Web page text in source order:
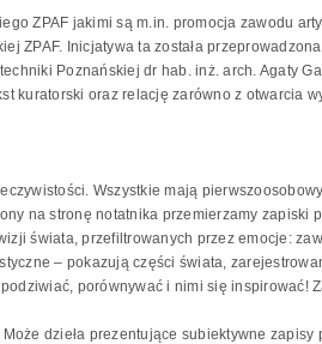
ZPAF jakimi są m.in. promocja zawodu
ZPAF. Inicjatywa ta została
Poznańskiej dr hab. inż. arch. Agaty
kuratorski oraz relację zarówno z otwarcia
Wszystkie mają
na stronę notatnika przemierzamy
świata, przefiltrowanych przez emocje:
– pokazują części świata,
porównywać i nimi się inspirować!
dzieła prezentujące subiektywne